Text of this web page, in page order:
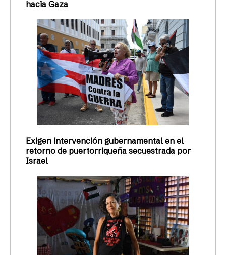
hacia Gaza
Exigen intervención gubernamental en el
retorno de puertorriqueña secuestrada por
Israel